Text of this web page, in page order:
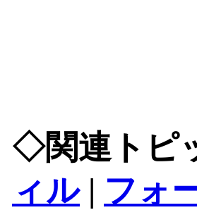
◇関連トピ
ィル| フォ